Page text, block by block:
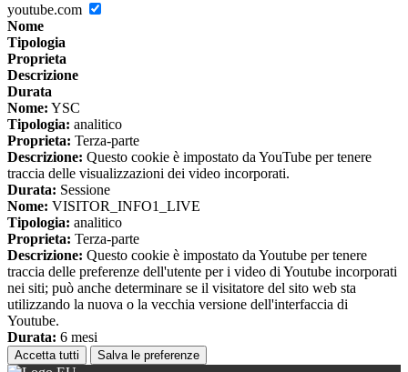
youtube.com
Nome
Tipologia
Proprieta
Descrizione
Durata
Nome: YSC
Tipologia: analitico
Proprieta: Terza-parte
Descrizione: Questo cookie è impostato da YouTube per tenere
traccia delle visualizzazioni dei video incorporati.
Durata: Sessione
Nome: VISITOR_INFO1_LIVE
Tipologia: analitico
Proprieta: Terza-parte
Descrizione: Questo cookie è impostato da Youtube per tenere
traccia delle preferenze dell'utente per i video di Youtube incorporati
nei siti; può anche determinare se il visitatore del sito web sta
utilizzando la nuova o la vecchia versione dell'interfaccia di
Youtube.
Durata: 6 mesi
Accetta tutti Salva le preferenze